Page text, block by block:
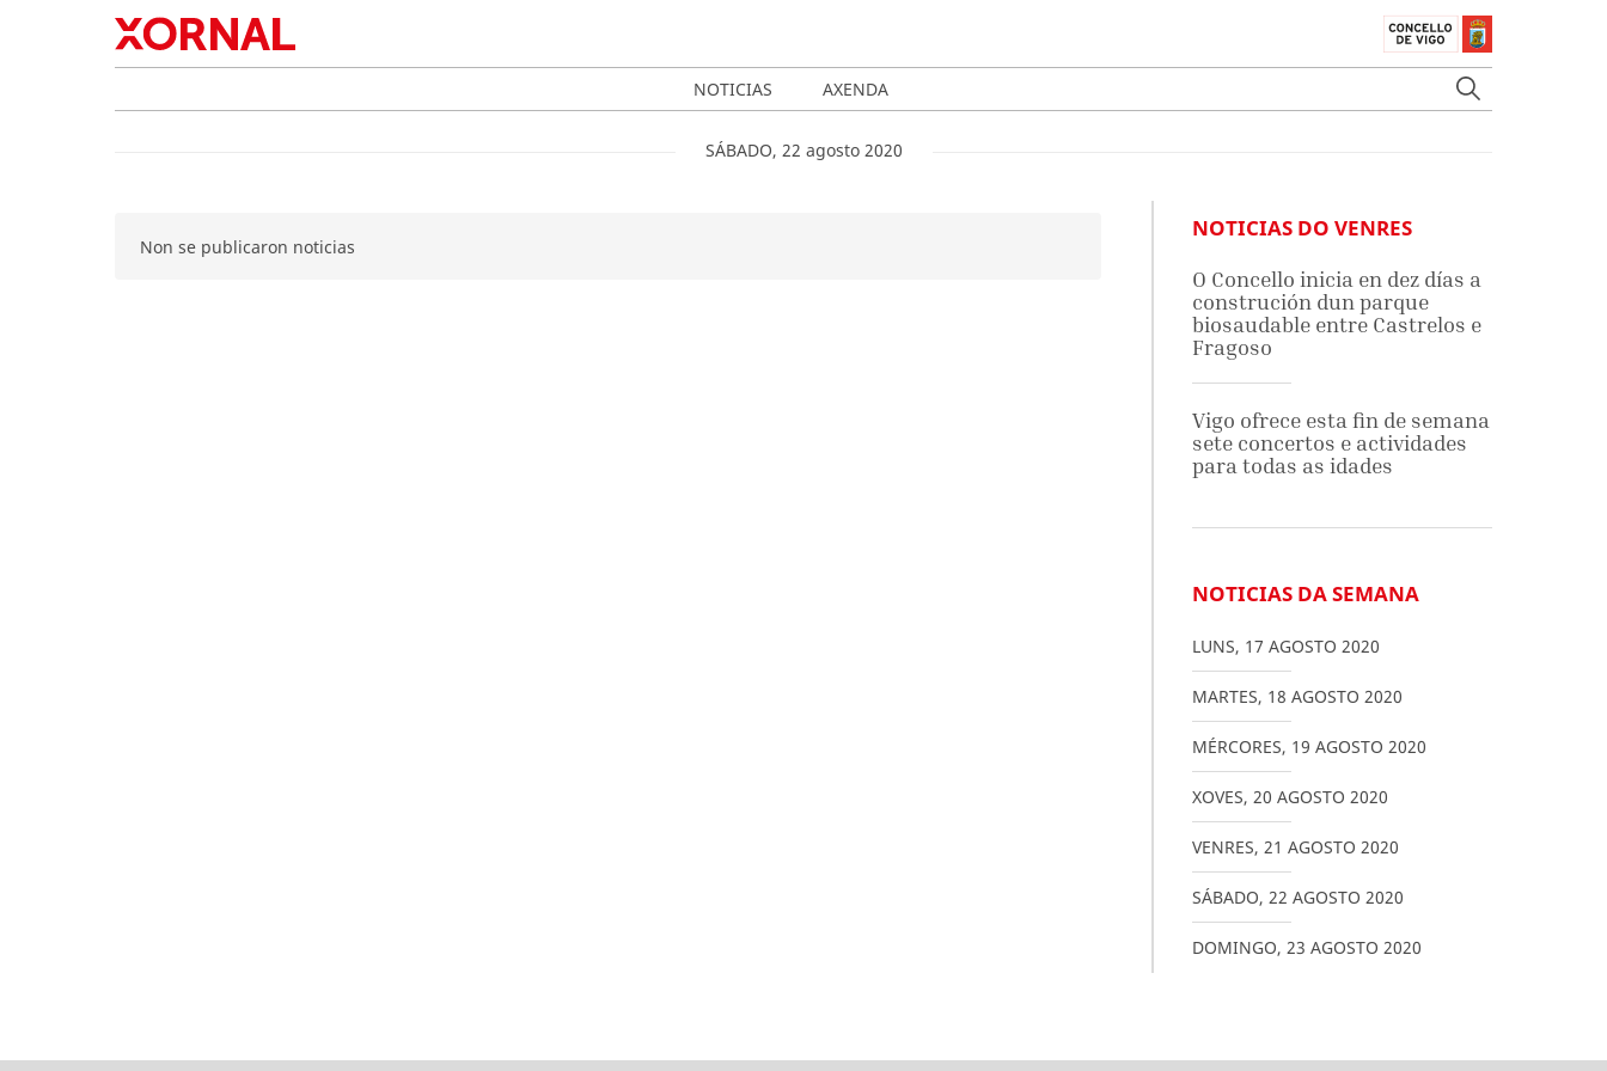
NOTICIAS AXENDA
SÁBADO, 22 agosto 2020
Non se publicaron noticias
NOTICIAS DO VENRES
O Concello inicia en dez días a
construción dun parque
biosaudable entre Castrelos e
Fragoso
Vigo ofrece esta fin de semana
sete concertos e actividades
para todas as idades
NOTICIAS DA SEMANA
LUNS, 17 AGOSTO 2020
MARTES, 18 AGOSTO 2020
MÉRCORES, 19 AGOSTO 2020
XOVES, 20 AGOSTO 2020
VENRES, 21 AGOSTO 2020
SÁBADO, 22 AGOSTO 2020
DOMINGO, 23 AGOSTO 2020